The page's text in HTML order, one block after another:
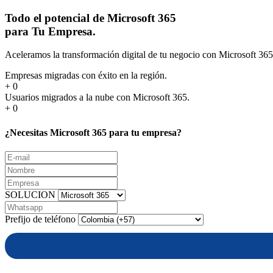
Todo el potencial de Microsoft 365
para Tu Empresa.
Aceleramos la transformación digital de tu negocio con Microsoft
Empresas migradas con éxito en la región.
+ 0
Usuarios migrados a la nube con Microsoft 365.
+ 0
¿Necesitas Microsoft 365 para tu empresa?
SOLUCION
Prefijo de teléfono